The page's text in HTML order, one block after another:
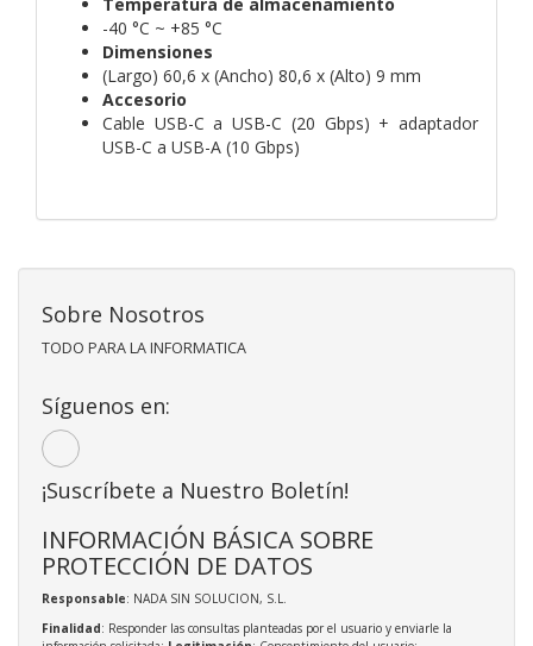
-40 °C ~ +85 °C
Dimensiones
(Largo) 60,6 x (Ancho) 80,6 x (Alto) 9 mm
Accesorio
Cable USB-C a USB-C (20 Gbps) + adaptador
USB-C a USB-A (10 Gbps)
Sobre Nosotros
TODO PARA LA INFORMATICA
Síguenos en:
¡Suscríbete a Nuestro Boletín!
INFORMACIÓN BÁSICA SOBRE
PROTECCIÓN DE DATOS
Responsable: NADA SIN SOLUCION, S.L.
Finalidad: Responder las consultas planteadas por el usuario y enviarle la